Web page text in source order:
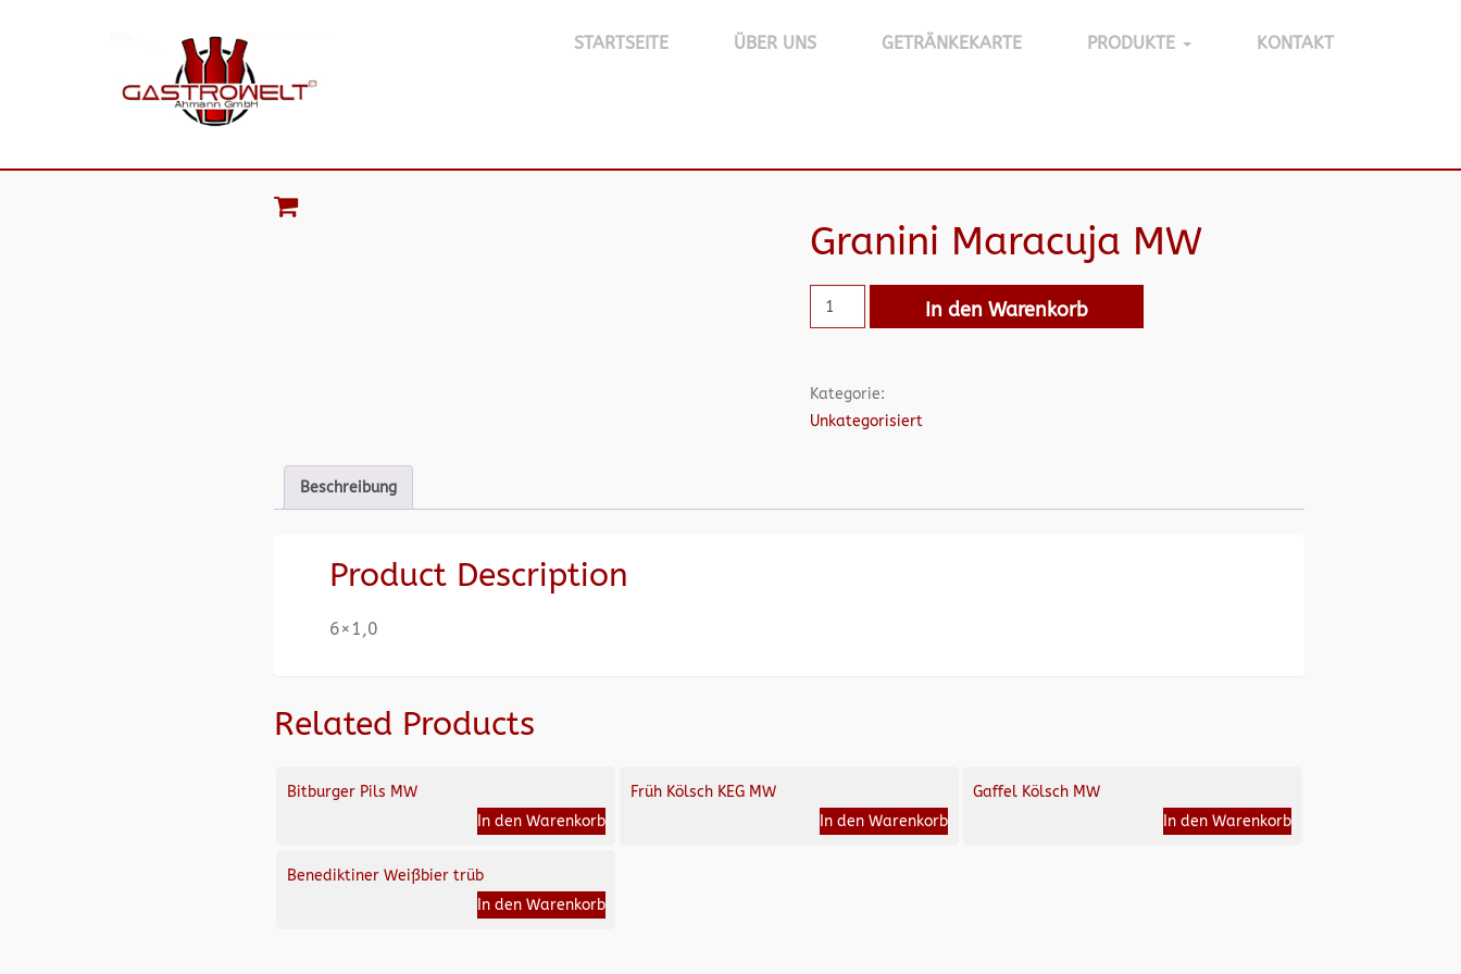
STARTSEITE ÜBER UNS GETRÄNKEKARTE PRODUKTE KONTAKT
Granini Maracuja MW
In den Warenkorb
Kategorie:
Unkategorisiert
Beschreibung
Product Description
6×1,0
Related Products
Bitburger Pils MW
In den Warenkorb
Früh Kölsch KEG MW
In den Warenkorb
Gaffel Kölsch MW
In den Warenkorb
Benediktiner Weißbier trüb
In den Warenkorb